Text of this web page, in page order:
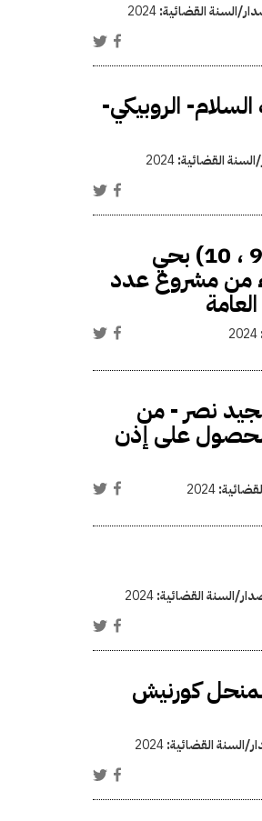
السنة القضائية:2024
الروبيكي-
السنة القضائية:2024
اعتبار مشروع نزع ملكية قطعة الأرض الواقعة بين القطعتين رقمى (9 ، 10) بحي
لتنفيذ جزء من مشروع عدد
2024
نصر - من
دون الحصول على إذن
2024
السنة القضائية:2024
كورنيش
السنة القضائية:2024